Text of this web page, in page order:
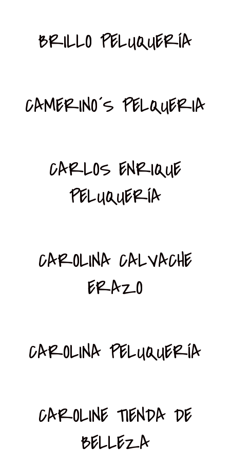
BRILLO PELUQUERÍA
CAMERINO´S PELQUERIA
CARLOS ENRIQUE
PELUQUERÍA
CAROLINA CALVACHE
ERAZO
CAROLINA PELUQUERÍA
CAROLINE TIENDA DE
BELLEZA